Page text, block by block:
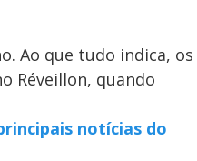
Ao que tudo indica, os
Réveillon, quando
notícias do